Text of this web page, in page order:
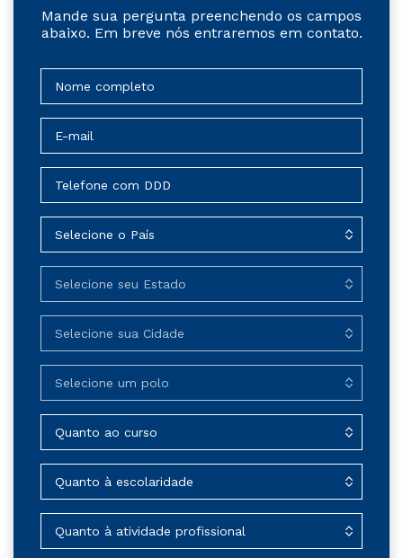
Mande sua pergunta preenchendo os campos
abaixo. Em breve nós entraremos em contato.